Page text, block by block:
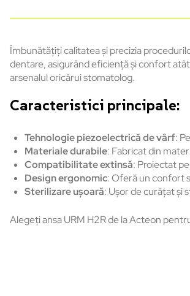
Îmbunătățiți calitatea și precizia
dentare, asigurând eficiență și confort
arsenalul oricărui stomatolog.
Caracteristici principale:
Tehnologie piezoelectrică de vârf:
Materiale durabile: Fabricat din
Compatibilitate extinsă: Proiectat
Design ergonomic: Oferă un confort
Sterilizare ușoară: Ușor de curățat și
Alegeți ansa URM H2R de la Acteon